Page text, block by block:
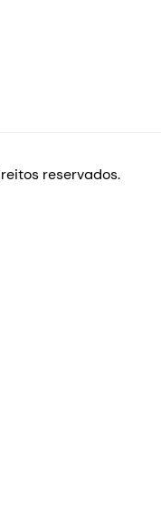
reservados.